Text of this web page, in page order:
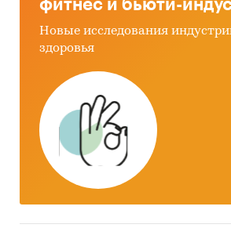
фитнес и бьюти-
Новые исследования
здоровья